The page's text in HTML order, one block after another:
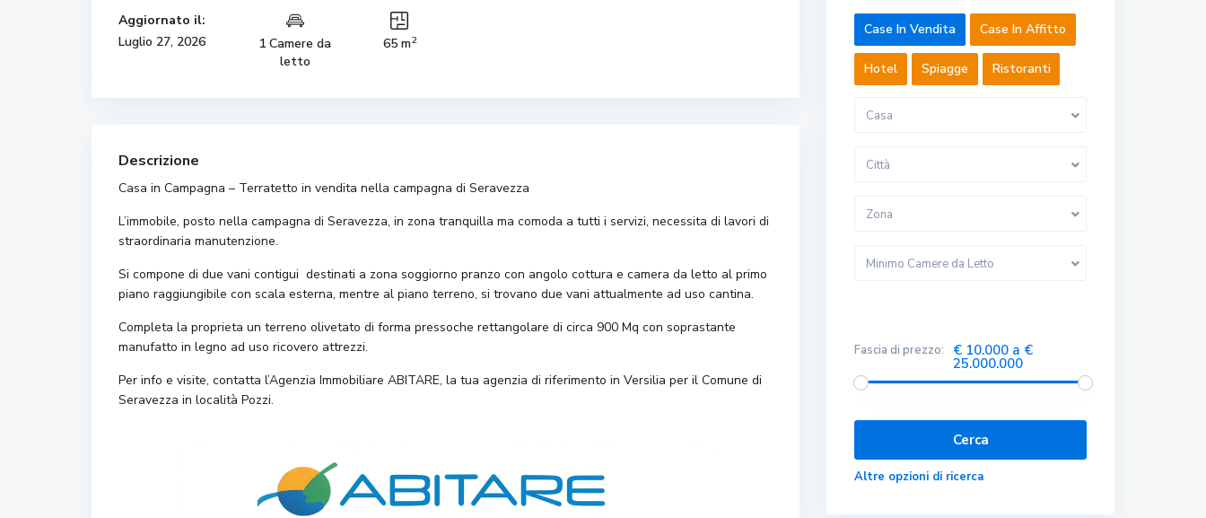
Aggiornato il:
Luglio 27, 2026
1 Camere da
letto
65 m2
Descrizione
Casa in Campagna – Terratetto in vendita nella campagna di Seravezza
L’immobile, posto nella campagna di Seravezza, in zona tranquilla ma comoda a tutti i servizi, necessita di lavori di
straordinaria manutenzione.
Si compone di due vani contigui destinati a zona soggiorno pranzo con angolo cottura e camera da letto al primo
piano raggiungibile con scala esterna, mentre al piano terreno, si trovano due vani attualmente ad uso cantina.
Completa la proprieta un terreno olivetato di forma pressoche rettangolare di circa 900 Mq con soprastante
manufatto in legno ad uso ricovero attrezzi.
Per info e visite, contatta l’Agenzia Immobiliare ABITARE, la tua agenzia di riferimento in Versilia per il Comune di
Seravezza in località Pozzi.
Case In Vendita Case In Affitto
Hotel Spiagge Ristoranti
Casa
Città
Zona
Minimo Camere da Letto
Fascia di prezzo: € 10.000 a €
25.000.000
Altre opzioni di ricerca